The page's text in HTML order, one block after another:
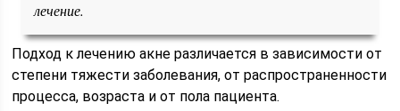
лечение.
Подход к лечению акне различается в зависимости от
степени тяжести заболевания, от распространенности
процесса, возраста и от пола пациента.